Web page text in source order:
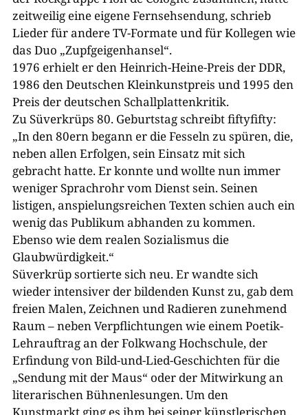
zeitweilig eine eigene Fernsehsendung, schrieb
Lieder für andere TV-Formate und für Kollegen wie
das Duo „Zupfgeigenhansel“.
1976 erhielt er den Heinrich-Heine-Preis der DDR,
1986 den Deutschen Kleinkunstpreis und 1995 den
Preis der deutschen Schallplattenkritik.
Zu Süverkrüps 80. Geburtstag schreibt fiftyfifty:
„In den 80ern begann er die Fesseln zu spüren, die,
neben allen Erfolgen, sein Einsatz mit sich
gebracht hatte. Er konnte und wollte nun immer
weniger Sprachrohr vom Dienst sein. Seinen
listigen, anspielungsreichen Texten schien auch ein
wenig das Publikum abhanden zu kommen.
Ebenso wie dem realen Sozialismus die
Glaubwürdigkeit.“
Süverkrüp sortierte sich neu. Er wandte sich
wieder intensiver der bildenden Kunst zu, gab dem
freien Malen, Zeichnen und Radieren zunehmend
Raum – neben Verpflichtungen wie einem Poetik-
Lehrauftrag an der Folkwang Hochschule, der
Erfindung von Bild-und-Lied-Geschichten für die
„Sendung mit der Maus“ oder der Mitwirkung an
literarischen Bühnenlesungen. Um den
Kunstmarkt ging es ihm bei seiner künstlerischen